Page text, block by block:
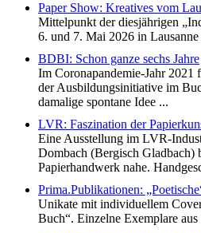
Paper Show: Kreatives vom
Mittelpunkt der diesjährigen
6. und 7. Mai 2026 in
BDBI: Schon ganze sechs Jahre
Im Coronapandemie-Jahr 2021
der Ausbildungsinitiative im
damalige spontane Idee ...
LVR: Faszination der
Eine Ausstellung im LVR-
Dombach (Bergisch Gladbach)
Papierhandwerk nahe.
Prima.Publikationen:
Unikate mit individuellem
Buch“. Einzelne Exemplare